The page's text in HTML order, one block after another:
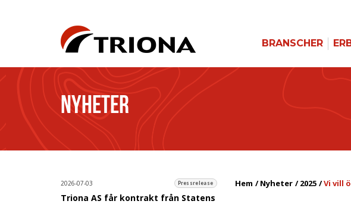
BRANSCHER
NYHETER
2026-07-03 Pressrelease
Triona AS får kontrakt från Statens
Hem Nyheter 2025 Vi vill